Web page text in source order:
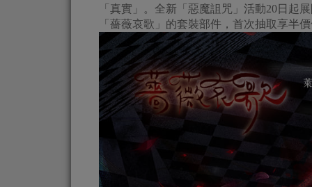
「真實」。全新「惡魔詛咒」活動20日起
「薔薇哀歌」的套裝部件，首次抽取享半